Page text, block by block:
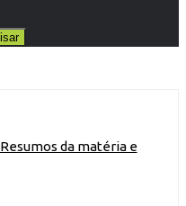
Resumos da matéria e